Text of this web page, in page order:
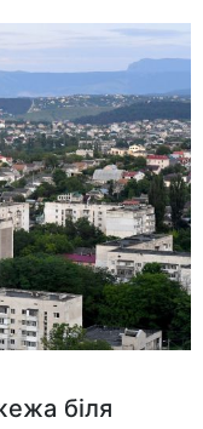
біля